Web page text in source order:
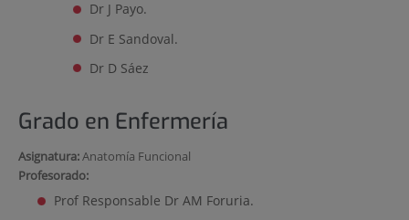
Dr J Payo.
Dr E Sandoval.
Dr D Sáez
Grado en Enfermería
Asignatura:Anatomía Funcional
Profesorado:
Prof Responsable Dr AM Foruria.